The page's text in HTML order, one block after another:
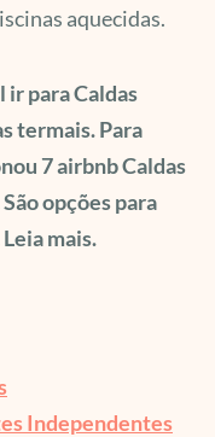
aquecidas.
para Caldas
termais. Para
7 airbnb Caldas
opções para
mais.
Independentes